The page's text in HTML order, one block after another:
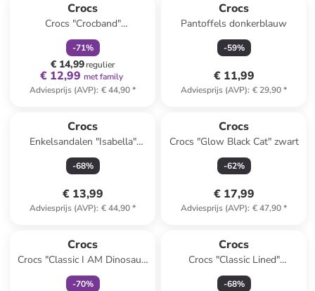
Crocs
Crocs "Crocband"
donkerblauw
-71%
€ 14,99regulier
€ 12,99 met family
Adviesprijs (AVP): € 44,90*
Crocs
Pantoffels donkerblauw
-59%
€ 11,99
Adviesprijs (AVP): € 29,90*
Crocs
Enkelsandalen "Isabella"
zilverkleurig
-68%
€ 13,99
Adviesprijs (AVP): € 44,90*
Crocs
Crocs "Glow Black Cat" zwart
-62%
€ 17,99
Adviesprijs (AVP): € 47,90*
Crocs
Crocs "Classic I AM Dinosaur"
groen
-70%
Crocs
Crocs "Classic Lined"
donkerblauw
-68%